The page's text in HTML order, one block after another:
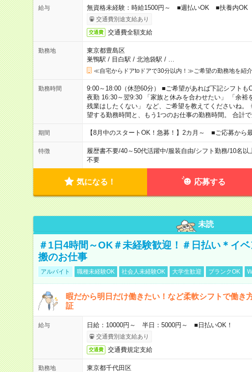
給与 無資格未経験：時給1500円～ ■週払いOK ■扶養内OK
交通費別途支給あり
交通費 交通費全額支給
勤務地
東京都豊島区
巣鴨駅 / 目白駅 / 北池袋駅 /
≪自宅からドアtoドアで30分以内！≫ご希望の勤務地を紹介
勤務時間
9:00～18:00（休憩60分） ■ご希望があれば下記シフト
夜勤 16:30～翌9:30 「家族と休みを合わせたい」 「余
残業はしたくない」 など、ご希望を教えてくださいね
望する勤務時間と、もう1つのお仕事の勤務時間。 合計
期間 【8月中のスタートOK！急募！】2カ月～ ■ご応募から
特徴 履歴書不要/40～50代活躍中/服装自由/シフト勤務/10名以
不要
気になる！ 応募する
未読
＃1日4時間～OK＃未経験歓迎！＃日払い＊イ
搬のお仕事
アルバイト 職種未経験OK 社会人未経験OK 大学生歓迎 ブランクOK
暇だから明日だけ働きたい！など柔軟シフトで働き
証
給与 日給：10000円～ 半日：5000円～ ■日払いOK！
交通費別途支給あり
交通費 交通費規定支給
勤務地
東京都千代田区